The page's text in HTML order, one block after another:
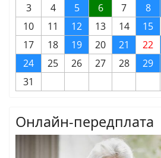
3
4 5 6 7 8
10
11 12 13 14 15
17
18 19 20 21 22
24
25 26 27 28 29
31
Онлайн-передплата